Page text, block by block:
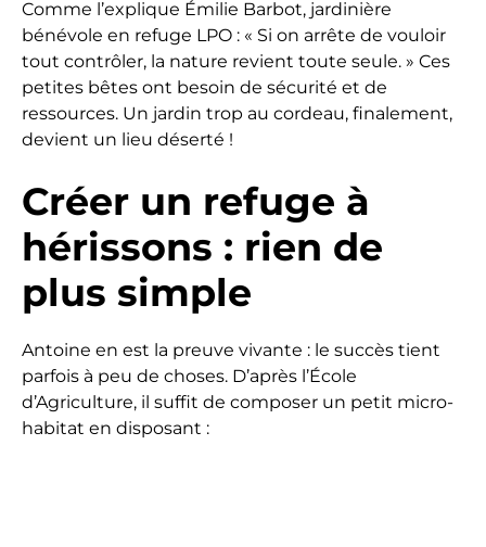
Comme l’explique Émilie Barbot, jardinière
bénévole en refuge LPO : « Si on arrête de vouloir
tout contrôler, la nature revient toute seule. » Ces
petites bêtes ont besoin de sécurité et de
ressources. Un jardin trop au cordeau, finalement,
devient un lieu déserté !
Créer un refuge à
hérissons : rien de
plus simple
Antoine en est la preuve vivante : le succès tient
parfois à peu de choses. D’après l’École
d’Agriculture, il suffit de composer un petit micro-
habitat en disposant :